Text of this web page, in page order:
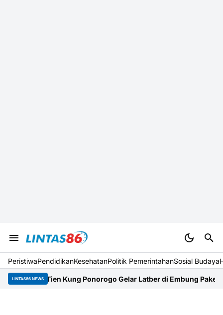
PeristiwaPendidikanKesehatanPolitik PemerintahanSosial Budaya
LINTAS86 NEWS
Tien Kung Ponorogo Gelar Latber di Embung PakelGandeng